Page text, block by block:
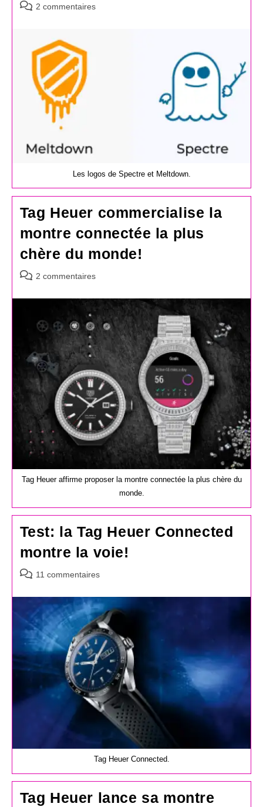
Commentaires
publication :
2 commentaires
Les logos de Spectre et Meltdown.
Tag Heuer commercialise la
montre connectée la plus
chère du monde!
Commentaires
la
2 commentaires
Tag Heuer affirme proposer la montre connectée la plus chère du
monde.
Test: la Tag Heuer Connected
montre la voie!
Commentaires
la
publication :
11 commentaires
Tag Heuer Connected.
Tag Heuer lance sa montre